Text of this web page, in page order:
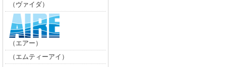
（ヴァイダ）
（エアー）
（エムティーアイ）